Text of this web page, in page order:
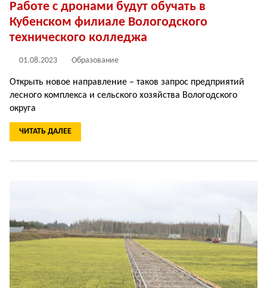
Работе с дронами будут обучать в
Кубенском филиале Вологодского
технического колледжа
01.08.2023 Образование
Открыть новое направление – таков запрос предприятий
лесного комплекса и сельского хозяйства Вологодского
округа
ЧИТАТЬ ДАЛЕЕ